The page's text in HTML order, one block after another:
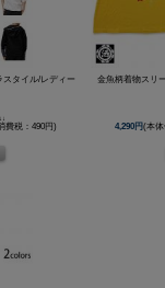
タイル/レディー
費税：490円)
金魚柄着物スリ
4,290円(本体